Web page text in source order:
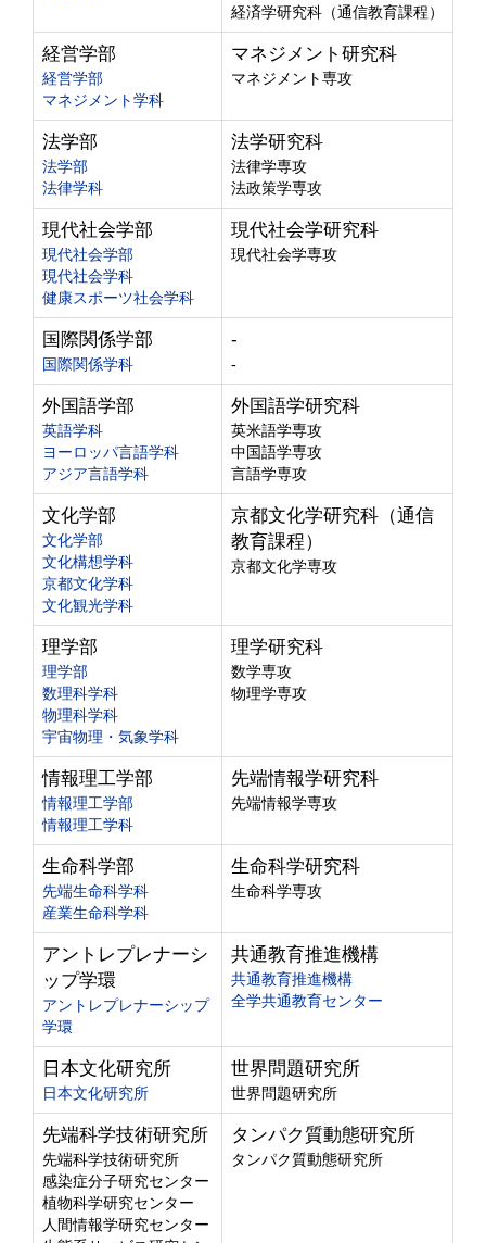
経済学研究科（通信教育課程）
経営学部
経営学部
マネジメント学科
マネジメント研究科
マネジメント専攻
法学部
法学部
法律学科
法学研究科
法律学専攻
法政策学専攻
現代社会学部
現代社会学部
現代社会学科
健康スポーツ社会学科
現代社会学研究科
現代社会学専攻
国際関係学部
国際関係学科
-
-
外国語学部
英語学科
ヨーロッパ言語学科
アジア言語学科
外国語学研究科
英米語学専攻
中国語学専攻
言語学専攻
文化学部
文化学部
文化構想学科
京都文化学科
文化観光学科
京都文化学研究科（通信
教育課程）
京都文化学専攻
理学部
理学部
数理科学科
物理科学科
宇宙物理・気象学科
理学研究科
数学専攻
物理学専攻
情報理工学部
情報理工学部
情報理工学科
先端情報学研究科
先端情報学専攻
生命科学部
先端生命科学科
産業生命科学科
生命科学研究科
生命科学専攻
アントレプレナーシ
ップ学環
アントレプレナーシップ
学環
共通教育推進機構
共通教育推進機構
全学共通教育センター
日本文化研究所
日本文化研究所
世界問題研究所
世界問題研究所
先端科学技術研究所
先端科学技術研究所
感染症分子研究センター
植物科学研究センター
人間情報学研究センター
タンパク質動態研究所
タンパク質動態研究所